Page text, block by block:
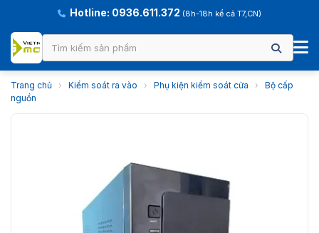
Hotline: 0936.611.372 (8h-18h kể cả T7,CN)
Trang chủ › Kiểm soát ra vào › Phụ kiện kiểm soát cửa ›
Bộ cấp
nguồn